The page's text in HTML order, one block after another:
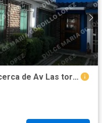
Rento habitación amueblada cerca de Av Las torres